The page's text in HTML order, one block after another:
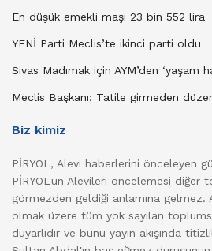
En düşük emekli maşı 23 bin 552 lira
YENİ Parti Meclis’te ikinci parti oldu
Sivas Madımak için AYM’den ‘yaşam
Meclis Başkanı: Tatile girmeden
Biz kimiz
PİRYOL, Alevi haberlerini önceleyen
PİRYOL'un Alevileri öncelemesi diğer
görmezden geldiği anlamına gelmez.
olmak üzere tüm yok sayılan
duyarlıdır ve bunu yayın akışında